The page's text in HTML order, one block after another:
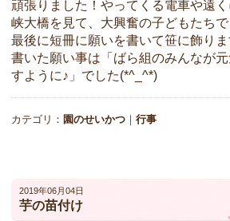
頑張りました！やってくる電車や遠
峡大橋を見て、大興奮の子どもたちで
最後に短冊に願いを書いて笹に飾り
書いた願い事は「ばら組のみんなが
すように♪」でした(*^_^*)
カテゴリ： 園のせいかつ ｜ 行事
2019年06月04日
芋の苗付け